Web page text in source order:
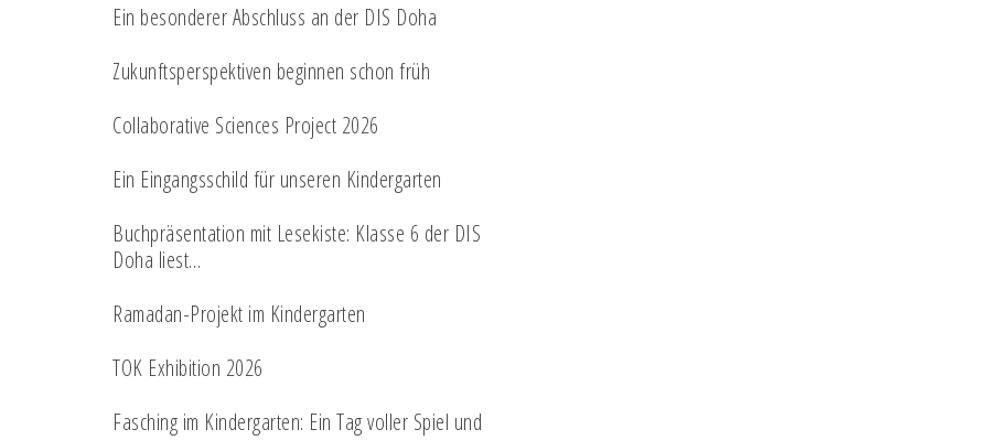
Ein besonderer Abschluss an der DIS Doha
Zukunftsperspektiven beginnen schon früh
Collaborative Sciences Project 2026
Ein Eingangsschild für unseren Kindergarten
Buchpräsentation mit Lesekiste: Klasse 6 der DIS
Doha liest…
Ramadan-Projekt im Kindergarten
TOK Exhibition 2026
Fasching im Kindergarten: Ein Tag voller Spiel und